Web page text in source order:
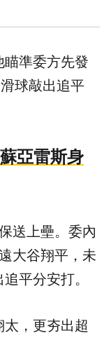
瞄準委方先發
球敲出追平
亞雷斯身
送上壘。委內
大谷翔平，未
平分安打。
，更夯出超